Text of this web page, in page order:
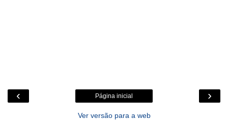
‹ ›
Página inicial
Ver versão para a web